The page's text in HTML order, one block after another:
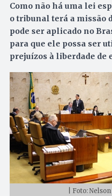
Como não há uma lei
o tribunal terá a missão
pode ser aplicado no
para que ele possa ser
prejuízos à liberdade de
| Foto: